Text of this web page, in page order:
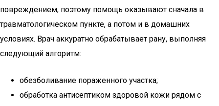
повреждением, поэтому помощь оказывают сначала в
травматологическом пункте, а потом и в домашних
условиях. Врач аккуратно обрабатывает рану, выполняя
следующий алгоритм:
обезболивание пораженного участка;
обработка антисептиком здоровой кожи рядом с